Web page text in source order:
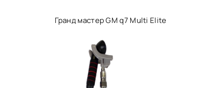
Гранд мастер GM q7 Multi Elite